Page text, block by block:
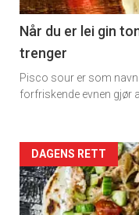
Når du er lei gin
trenger
Pisco sour er som
forfriskende evnen gjør
Forsiden
akkurat
DAGENS RETT